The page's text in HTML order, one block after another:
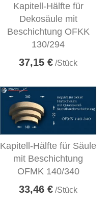
Kapitell-Hälfte für
Dekosäule mit
Beschichtung OFKK
130/294
37,15 € /Stück
Kapitell-Hälfte für Säule
mit Beschichtung
OFMK 140/340
33,46 € /Stück